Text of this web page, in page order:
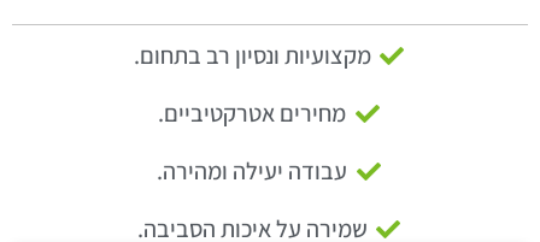
מקצועיות ונסיון רב בתחום.
מחירים אטרקטיביים.
עבודה יעילה ומהירה.
שמירה על איכות הסביבה.